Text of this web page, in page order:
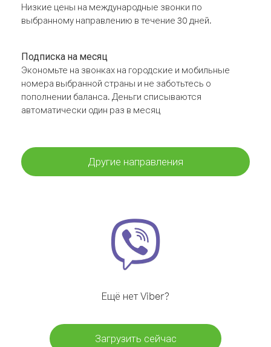
Низкие цены на международные звонки по
выбранному направлению в течение 30 дней.
Подписка на месяц
Экономьте на звонках на городские и мобильные
номера выбранной страны и не заботьтесь о
пополнении баланса. Деньги списываются
автоматически один раз в месяц
Другие направления
Ещё нет Viber?
Загрузить сейчас